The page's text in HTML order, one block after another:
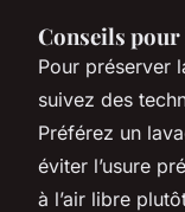
Conseils pour
Pour préserver
suivez des
Préférez un
éviter l’usure
à l’air libre